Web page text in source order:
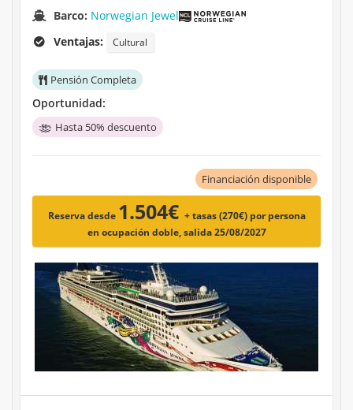
Barco: Norwegian Jewel
Ventajas:
Cultural
Pensión Completa
Oportunidad:
Hasta 50% descuento
Financiación disponible
Reserva desde 1.504€ + tasas (270€) por persona
en ocupación doble, salida 25/08/2027